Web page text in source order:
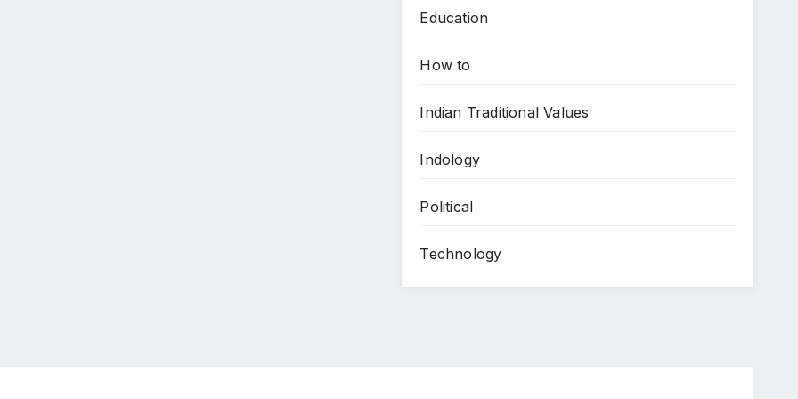
Education
How to
Indian Traditional Values
Indology
Political
Technology